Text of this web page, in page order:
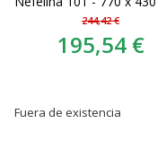
244,42 €
195,54 €
Fuera de existencia